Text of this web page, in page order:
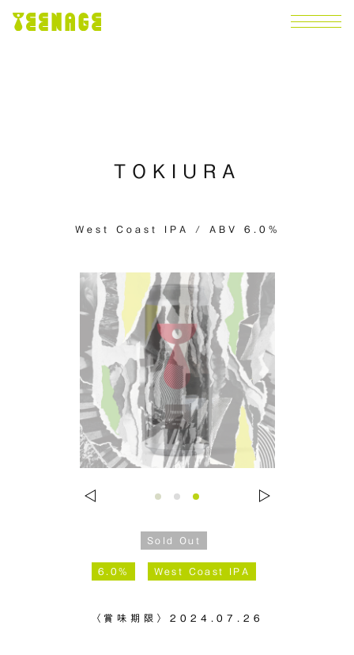
TOKIURA
West Coast IPA / ABV 6.0%
Sold Out
6.0% West Coast IPA
〈賞味期限〉2024.07.26